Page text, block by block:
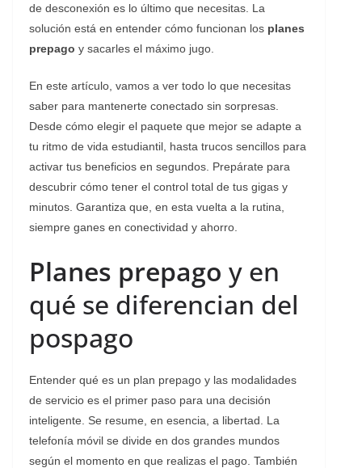
de desconexión es lo último que necesitas. La
solución está en entender cómo funcionan los planes
prepago y sacarles el máximo jugo.
En este artículo, vamos a ver todo lo que necesitas
saber para mantenerte conectado sin sorpresas.
Desde cómo elegir el paquete que mejor se adapte a
tu ritmo de vida estudiantil, hasta trucos sencillos para
activar tus beneficios en segundos. Prepárate para
descubrir cómo tener el control total de tus gigas y
minutos. Garantiza que, en esta vuelta a la rutina,
siempre ganes en conectividad y ahorro.
Planes prepago y en
qué se diferencian del
pospago
Entender qué es un plan prepago y las modalidades
de servicio es el primer paso para una decisión
inteligente. Se resume, en esencia, a libertad. La
telefonía móvil se divide en dos grandes mundos
según el momento en que realizas el pago. También